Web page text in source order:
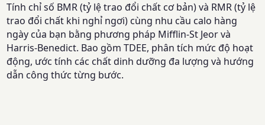
Tính chỉ số BMR (tỷ lệ trao đổi chất cơ bản) và RMR (tỷ lệ
trao đổi chất khi nghỉ ngơi) cùng nhu cầu calo hàng
ngày của bạn bằng phương pháp Mifflin-St Jeor và
Harris-Benedict. Bao gồm TDEE, phân tích mức độ hoạt
động, ước tính các chất dinh dưỡng đa lượng và hướng
dẫn công thức từng bước.